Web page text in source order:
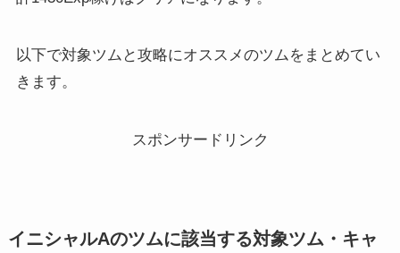
以下で対象ツムと攻略にオススメのツムをまとめてい
きます。
スポンサードリンク
イニシャルAのツムに該当する対象ツム・キャ